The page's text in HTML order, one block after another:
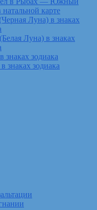
карте
Луна) в знаках
Луна) в знаках
знаках зодиака
знаках зодиака